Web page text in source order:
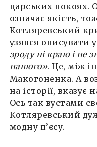
царських покоях.
означає якість,
Котляревський
узявся описувати
зроду ні краю і не
нашого». Це, між
Макогоненка. А
на історії, вказує
Ось так вустами
Котляревський
модну п’єсу.